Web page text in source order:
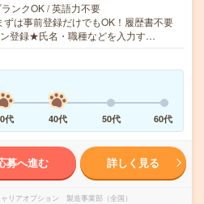
ンクOK / 英語力不要
は事前登録だけでもOK！履歴書不要
登録★氏名・職種などを入力す…
代 40代 50代 60代
募へ進む 詳しく見る
リアオプション 製造事業部（全国）